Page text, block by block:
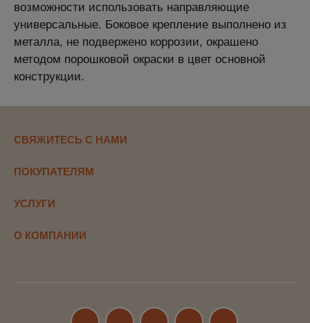
возможности использовать направляющие
универсальные. Боковое крепление выполнено из
металла, не подвержено коррозии, окрашено
методом порошковой окраски в цвет основной
конструкции.
СВЯЖИТЕСЬ С НАМИ
ПОКУПАТЕЛЯМ
УСЛУГИ
О КОМПАНИИ